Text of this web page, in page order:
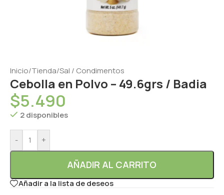
Inicio/Tienda/Sal / Condimentos
Cebolla en Polvo – 49.6grs / Badia
$5.490
2 disponibles
- +
AÑADIR AL CARRITO
Añadir a la lista de deseos